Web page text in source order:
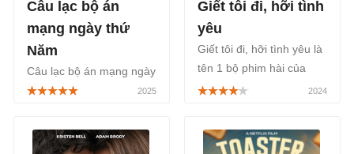
Câu lạc bộ án
mạng ngày thứ
Năm
Câu lạc bộ án mạng ngày
thứ Năm - The Thursday
phim hài tội phạm Mỹ
năm 2025, được chuyển
Giết tôi đi, hỡi tình
yêu
Giết tôi đi, hỡi tình yêu là
tên 1 bộ phim hài của
điện ảnh Ba Lan lên sóng
tình nhân Valentine năm